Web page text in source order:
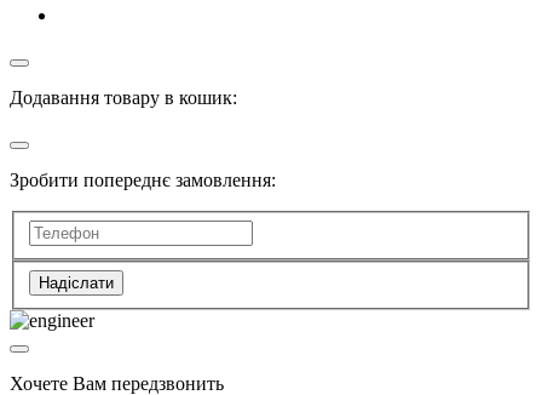
Додавання товару в кошик:
Зробити попереднє замовлення:
Надіслати
Хочете Вам передзвонить